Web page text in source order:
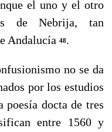
el uno y el otro
de Nebrija, tan
Andalucía 48.
no se da
por los estudios
poesía docta de tres
entre 1560 y